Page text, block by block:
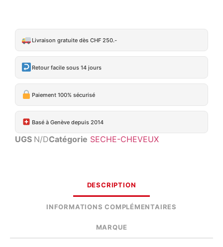
Livraison gratuite dès CHF 250.-
Retour facile sous 14 jours
Paiement 100% sécurisé
Basé à Genève depuis 2014
UGS N/DCatégorie SECHE-CHEVEUX
DESCRIPTION
INFORMATIONS COMPLÉMENTAIRES
MARQUE